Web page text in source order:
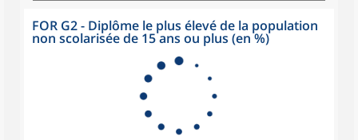
FOR G2 - Diplôme le plus élevé de la population
non scolarisée de 15 ans ou plus (en %)